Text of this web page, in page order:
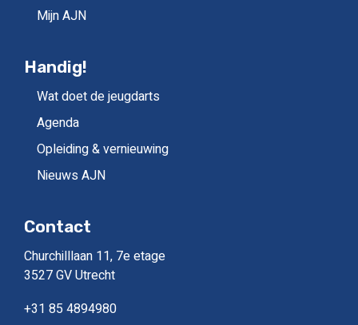
Mijn AJN
Handig!
Wat doet de jeugdarts
Agenda
Opleiding & vernieuwing
Nieuws AJN
Contact
Churchilllaan 11, 7e etage
3527 GV Utrecht
+31 85 4894980